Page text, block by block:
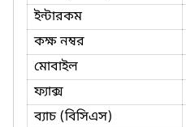
ইন্টারকম
কক্ষ নম্বর
মোবাইল
ফ্যাক্স
ব্যাচ (বিসিএস)